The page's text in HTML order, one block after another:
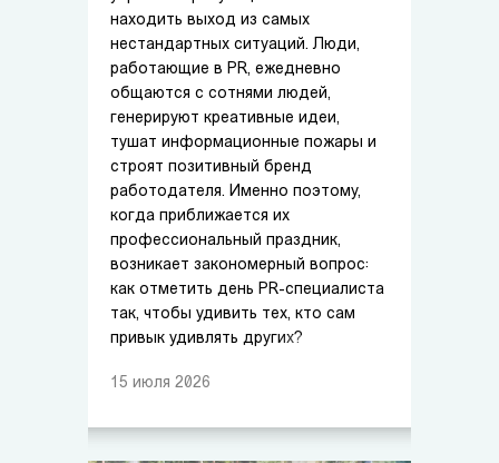
находить выход из самых
нестандартных ситуаций. Люди,
работающие в PR, ежедневно
общаются с сотнями людей,
генерируют креативные идеи,
тушат информационные пожары и
строят позитивный бренд
работодателя. Именно поэтому,
когда приближается их
профессиональный праздник,
возникает закономерный вопрос:
как отметить день PR-специалиста
так, чтобы удивить тех, кто сам
привык удивлять других?
15 июля 2026